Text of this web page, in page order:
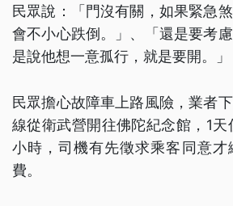
民眾說：「門沒有關，如果緊急
會不小心跌倒。」、「還是要考
是說他想一意孤行，就是要開。」
民眾擔心故障車上路風險，業者
線從衛武營開往佛陀紀念館，1
小時，司機有先徵求乘客同意才
費。